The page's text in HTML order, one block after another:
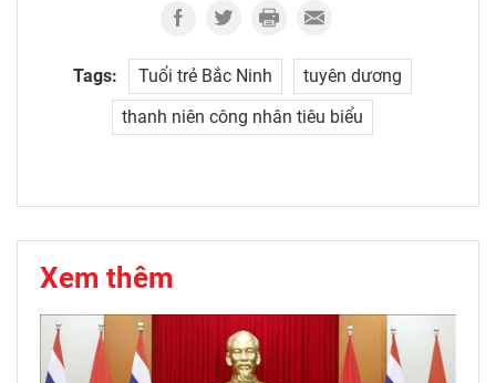
Tags: Tuổi trẻ Bắc Ninh
tuyên dương
thanh niên công nhân tiêu biểu
Xem thêm